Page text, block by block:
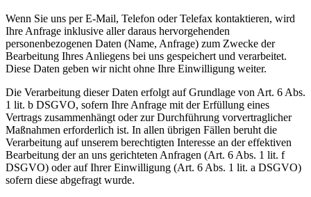
Wenn Sie uns per E-Mail, Telefon oder Telefax kontaktieren, wird
Ihre Anfrage inklusive aller daraus hervorgehenden
personenbezogenen Daten (Name, Anfrage) zum Zwecke der
Bearbeitung Ihres Anliegens bei uns gespeichert und verarbeitet.
Diese Daten geben wir nicht ohne Ihre Einwilligung weiter.
Die Verarbeitung dieser Daten erfolgt auf Grundlage von Art. 6 Abs.
1 lit. b DSGVO, sofern Ihre Anfrage mit der Erfüllung eines
Vertrags zusammenhängt oder zur Durchführung vorvertraglicher
Maßnahmen erforderlich ist. In allen übrigen Fällen beruht die
Verarbeitung auf unserem berechtigten Interesse an der effektiven
Bearbeitung der an uns gerichteten Anfragen (Art. 6 Abs. 1 lit. f
DSGVO) oder auf Ihrer Einwilligung (Art. 6 Abs. 1 lit. a DSGVO)
sofern diese abgefragt wurde.